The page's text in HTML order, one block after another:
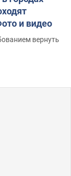
и видео
вернуть